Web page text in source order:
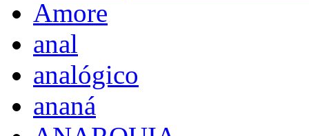
Amore
anal
analógico
ananá